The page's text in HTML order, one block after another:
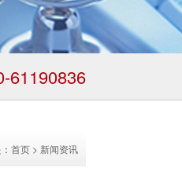
61190836
首页 > 新闻资讯